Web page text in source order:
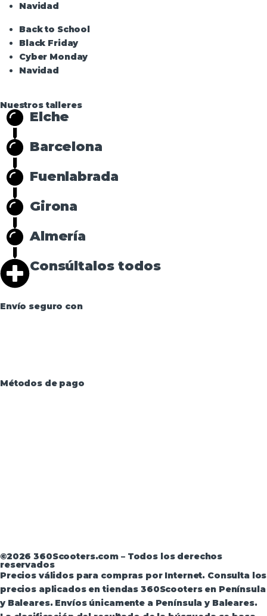
Navidad
Back to School
Black Friday
Cyber Monday
Navidad
Nuestros talleres
Elche
Barcelona
Fuenlabrada
Girona
Almería
Consúltalos todos
Envío seguro con
Métodos de pago
©2026 360Scooters.com – Todos los derechos
reservados
Precios válidos para compras por Internet. Consulta los
precios aplicados en tiendas 360Scooters en Península
y Baleares. Envíos únicamente a Península y Baleares.